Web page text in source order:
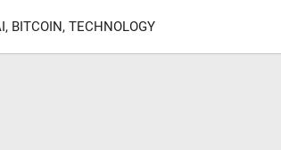
BITCOIN, TECHNOLOGY